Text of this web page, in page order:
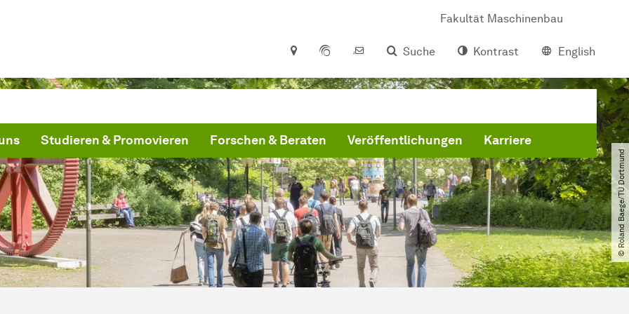
Fakultät Maschinenbau
Suche
Kontrast English
Studieren & Promovieren Forschen & Beraten Veröffentlichungen Karriere
© Roland Baege​/​TU Dortmund
hier: